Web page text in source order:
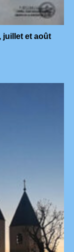
juillet et août